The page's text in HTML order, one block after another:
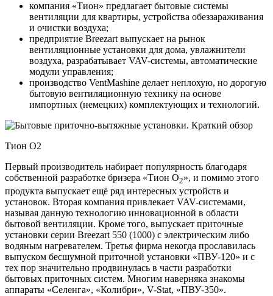
компания «Тион» предлагает бытовые системы
вентиляции для квартиры, устройства обеззараживания
и очистки воздуха;
предприятие Breezart выпускает на рынок
вентиляционные установки для дома, увлажнители
воздуха, разрабатывает VAV-системы, автоматические
модули управления;
производство VentMashine делает неплохую, но дорогую
бытовую вентиляционную технику на основе
импортных (немецких) комплектующих и технологий.
Тион О2
Первый производитель набирает популярность благодаря
собственной разработке бризера «Тион О2», и помимо этого
продукта выпускает ещё ряд интересных устройств и
установок. Вторая компания привлекает VAV-системами,
называя данную технологию инновационной в области
бытовой вентиляции. Кроме того, выпускает приточные
установки серии Breezart 550 (1000) с электрическим либо
водяным нагревателем. Третья фирма некогда прославилась
выпуском бесшумной приточной установки «ПВУ-120» и с
тех пор значительно продвинулась в части разработки
бытовых приточных систем. Многим наверняка знакомы
аппараты «Селенга», «Колибри», V-Stat, «ПВУ-350».